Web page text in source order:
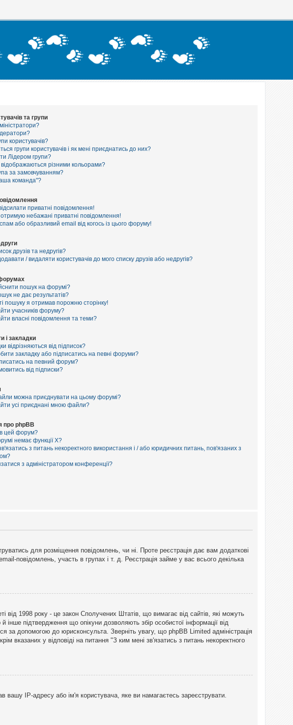
та групи
користувачів?
групи користувачів і як мені приєднатись до них?
Лідером групи?
різними кольорами?
за замовчуванням?
команда"?
приватні повідомлення!
небажані приватні повідомлення!
або образливий email від когось із цього форуму!
друзів та недругів?
/ видаляти користувачів до мого списку друзів або недругів?
пошук на форумі?
не дає результатів?
пошуку я отримав порожню сторінку!
учасників форуму?
власні повідомлення та теми?
і закладки
відрізняються від підписок?
закладку або підписатись на певні форуми?
на певний форум?
від підписки?
можна приєднувати на цьому форумі?
усі приєднані мною файли?
про phpBB
цей форум?
немає функції X?
з питань некоректного використання і / або юридичних питань, пов'язаних з
з адміністратором конференції?
для розміщення повідомлень, чи ні. Проте реєстрація дає вам додаткові
повідомлень, участь в групах і т. д. Реєстрація займе у вас всього декілька
від 1998 року - це закон Сполучених Штатів, що вимагає від сайтів, які можуть
підтвердження що опікуни дозволяють збір особистої інформації від
за допомогою до юрисконсульта. Зверніть увагу, що phpBB Limited адміністрація
вказаних у відповіді на питання "З ким мені зв'язатись з питань некоректного
IP-адресу або ім'я користувача, яке ви намагаєтесь зареєструвати.